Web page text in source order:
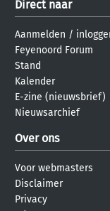
Direct naar
Aanmelden /
Feyenoord Forum
Stand
Kalender
E-zine (nieuwsbrief)
Nieuwsarchief
Over ons
Voor webmasters
Disclaimer
Privacy